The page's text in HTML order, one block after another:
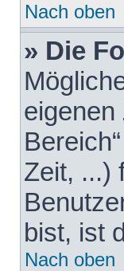
Nach oben
» Die
eigenen
Zeit, ...)
bist, ist
Nach oben